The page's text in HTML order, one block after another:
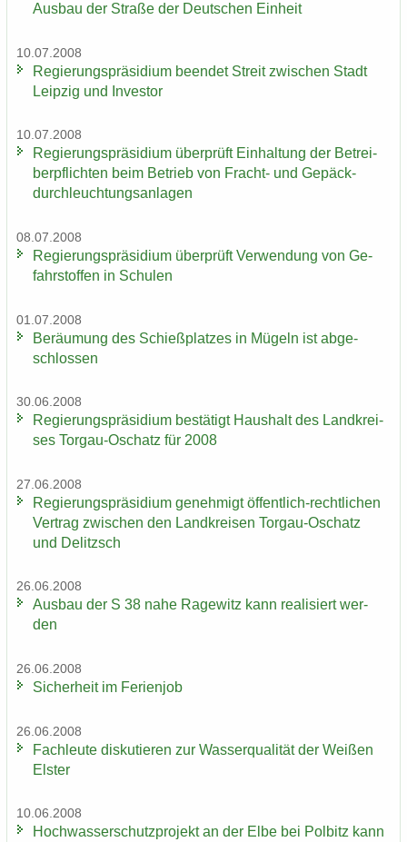
Aus­bau der Stra­ße der Deut­schen Ein­heit
10.07.2008
Re­gie­rungs­prä­si­di­um be­en­det Streit zwi­schen Stadt
Leip­zig und In­ves­tor
10.07.2008
Re­gie­rungs­prä­si­di­um über­prüft Ein­hal­tung der Be­trei­
ber­pflich­ten beim Be­trieb von Fracht-​ und Ge­päck­
durch­leuch­tungs­an­la­gen
08.07.2008
Re­gie­rungs­prä­si­di­um über­prüft Ver­wen­dung von Ge­
fahr­stof­fen in Schu­len
01.07.2008
Be­räu­mung des Schieß­plat­zes in Mü­geln ist ab­ge­
schlos­sen
30.06.2008
Re­gie­rungs­prä­si­di­um be­stä­tigt Haus­halt des Land­krei­
ses Torgau-​Oschatz für 2008
27.06.2008
Re­gie­rungs­prä­si­di­um ge­neh­migt öffentlich-​rechtlichen
Ver­trag zwi­schen den Land­krei­sen Torgau-​Oschatz
und De­litzsch
26.06.2008
Aus­bau der S 38 nahe Ra­ge­witz kann rea­li­siert wer­
den
26.06.2008
Si­cher­heit im Fe­ri­en­job
26.06.2008
Fach­leu­te dis­ku­tie­ren zur Was­ser­qua­li­tät der Wei­ßen
Els­ter
10.06.2008
Hoch­was­ser­schutz­pro­jekt an der Elbe bei Pol­bitz kann